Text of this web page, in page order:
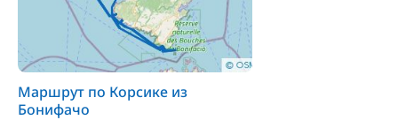
Маршрут по Корсике из
Бонифачо